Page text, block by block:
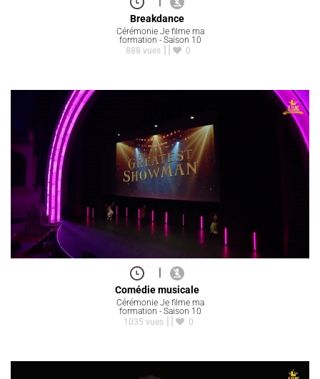
Breakdance
Cérémonie Je filme ma
formation - Saison 10
888 vues
0
|
Comédie musicale
Cérémonie Je filme ma
formation - Saison 10
1035 vues
0